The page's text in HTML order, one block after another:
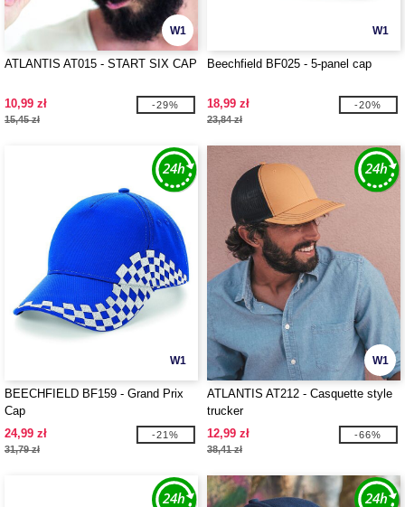
W1
ATLANTIS AT015 - START SIX CAP
10,99 zł
15,45 zł
-29%
W1
Beechfield BF025 - 5-panel cap
18,99 zł
23,84 zł
-20%
W1
BEECHFIELD BF159 - Grand Prix
Cap
24,99 zł
31,79 zł
-21%
W1
ATLANTIS AT212 - Casquette style
trucker
12,99 zł
38,41 zł
-66%